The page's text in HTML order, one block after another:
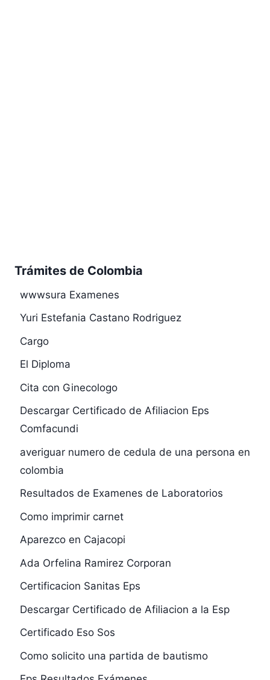
Trámites de Colombia
wwwsura Examenes
Yuri Estefania Castano Rodriguez
Cargo
El Diploma
Cita con Ginecologo
Descargar Certificado de Afiliacion Eps
Comfacundi
averiguar numero de cedula de una persona en
colombia
Resultados de Examenes de Laboratorios
Como imprimir carnet
Aparezco en Cajacopi
Ada Orfelina Ramirez Corporan
Certificacion Sanitas Eps
Descargar Certificado de Afiliacion a la Esp
Certificado Eso Sos
Como solicito una partida de bautismo